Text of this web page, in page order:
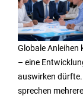
Globale
– eine
auswirken
sprechen